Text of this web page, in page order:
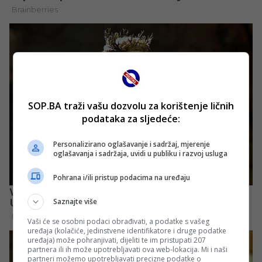
SOP.BA traži vašu dozvolu za korištenje ličnih
podataka za sljedeće:
Personalizirano oglašavanje i sadržaj, mjerenje
oglašavanja i sadržaja, uvidi u publiku i razvoj usluga
Pohrana i/ili pristup podacima na uređaju
Saznajte više
Vaši će se osobni podaci obrađivati, a podatke s vašeg
uređaja (kolačiće, jedinstvene identifikatore i druge podatke
uređaja) može pohranjivati, dijeliti te im pristupati 207
partnera ili ih može upotrebljavati ova web-lokacija. Mi i naši
partneri možemo upotrebljavati precizne podatke o